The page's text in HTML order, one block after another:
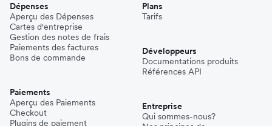
Dépenses
Aperçu des Dépenses
Cartes d'entreprise
Gestion des notes de frais
Paiements des factures
Bons de commande
Paiements
Aperçu des Paiements
Checkout
Plugins de paiement
Plans
Tarifs
Développeurs
Documentations produits
Références API
Entreprise
Qui sommes-nous?